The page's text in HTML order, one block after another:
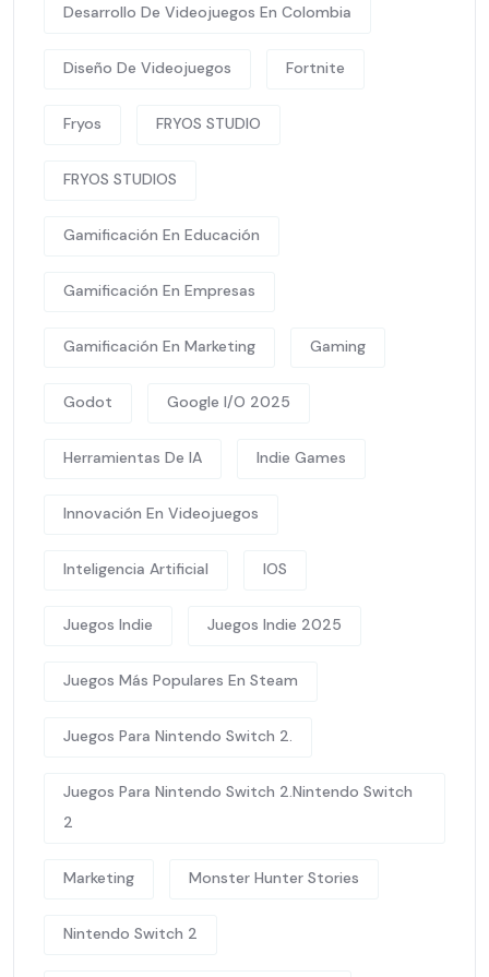
Desarrollo De Videojuegos En Colombia
Diseño De Videojuegos Fortnite
Fryos FRYOS STUDIO
FRYOS STUDIOS
Gamificación En Educación
Gamificación En Empresas
Gamificación En Marketing Gaming
Godot Google I/O 2025
Herramientas De IA Indie Games
Innovación En Videojuegos
Inteligencia Artificial IOS
Juegos Indie Juegos Indie 2025
Juegos Más Populares En Steam
Juegos Para Nintendo Switch 2.
Juegos Para Nintendo Switch 2.Nintendo Switch
2
Marketing Monster Hunter Stories
Nintendo Switch 2